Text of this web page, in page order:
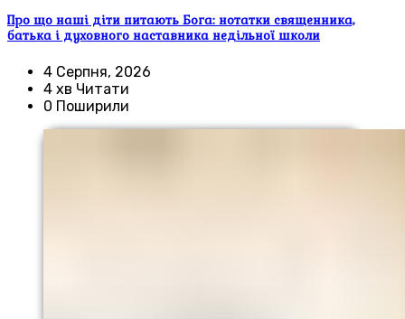
Про що наші діти питають Бога: нотатки священника,
батька і духовного наставника недільної школи
4 Серпня, 2026
4 хв Читати
0 Поширили